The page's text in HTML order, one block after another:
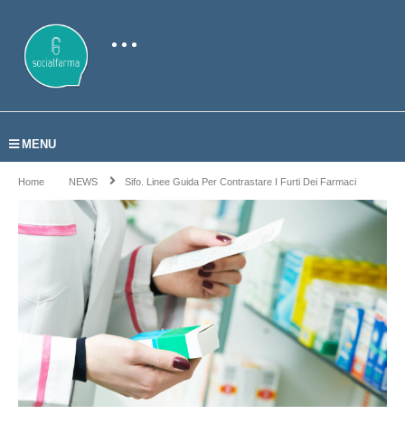
MENU
Home NEWS Sifo. Linee Guida Per Contrastare I Furti Dei Farmaci